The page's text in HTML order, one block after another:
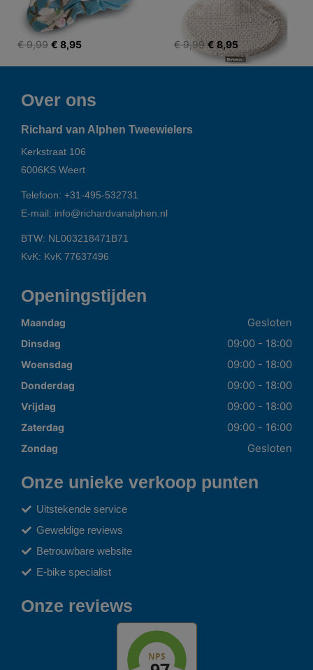
€ 9,99 € 8,95 € 9,99 € 8,95
Over ons
Richard van Alphen Tweewielers
Kerkstraat 106
6006KS Weert
Telefoon: +31-495-532731
E-mail: info@richardvanalphen.nl
BTW: NL003218471B71
KvK: KvK 77637496
Openingstijden
Maandag Gesloten
Dinsdag 09:00 - 18:00
Woensdag 09:00 - 18:00
Donderdag 09:00 - 18:00
Vrijdag 09:00 - 18:00
Zaterdag 09:00 - 16:00
Zondag Gesloten
Onze unieke verkoop punten
Uitstekende service
Geweldige reviews
Betrouwbare website
E-bike specialist
Onze reviews